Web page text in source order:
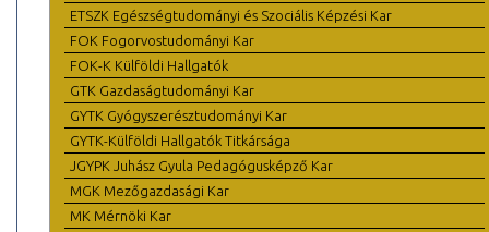
ETSZK Egészségtudományi és Szociális Képzési Kar
FOK Fogorvostudományi Kar
FOK-K Külföldi Hallgatók
GTK Gazdaságtudományi Kar
GYTK Gyógyszerésztudományi Kar
GYTK-Külföldi Hallgatók Titkársága
JGYPK Juhász Gyula Pedagógusképző Kar
MGK Mezőgazdasági Kar
MK Mérnöki Kar